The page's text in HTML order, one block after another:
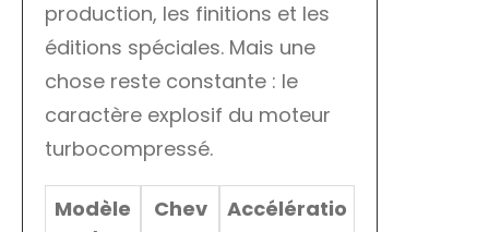
production, les finitions et les
éditions spéciales. Mais une
chose reste constante : le
caractère explosif du moteur
turbocompressé.
Modèle
Chev
Accélératio